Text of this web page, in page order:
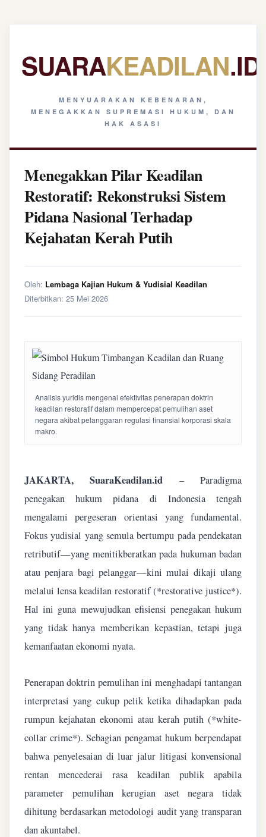
SUARAKEADILAN.ID
MENYUARAKAN KEBENARAN,
MENEGAKKAN SUPREMASI HUKUM, DAN
HAK ASASI
Menegakkan Pilar Keadilan
Restoratif: Rekonstruksi Sistem
Pidana Nasional Terhadap
Kejahatan Kerah Putih
Oleh: Lembaga Kajian Hukum & Yudisial Keadilan
Diterbitkan: 25 Mei 2026
Analisis yuridis mengenai efektivitas penerapan doktrin
keadilan restoratif dalam mempercepat pemulihan aset
negara akibat pelanggaran regulasi finansial korporasi skala
makro.
JAKARTA, SuaraKeadilan.id – Paradigma
penegakan hukum pidana di Indonesia tengah
mengalami pergeseran orientasi yang fundamental.
Fokus yudisial yang semula bertumpu pada pendekatan
retributif—yang menitikberatkan pada hukuman badan
atau penjara bagi pelanggar—kini mulai dikaji ulang
melalui lensa keadilan restoratif (*restorative justice*).
Hal ini guna mewujudkan efisiensi penegakan hukum
yang tidak hanya memberikan kepastian, tetapi juga
kemanfaatan ekonomi nyata.
Penerapan doktrin pemulihan ini menghadapi tantangan
interpretasi yang cukup pelik ketika dihadapkan pada
rumpun kejahatan ekonomi atau kerah putih (*white-
collar crime*). Sebagian pengamat hukum berpendapat
bahwa penyelesaian di luar jalur litigasi konvensional
rentan mencederai rasa keadilan publik apabila
parameter pemulihan kerugian aset negara tidak
dihitung berdasarkan metodologi audit yang transparan
dan akuntabel.